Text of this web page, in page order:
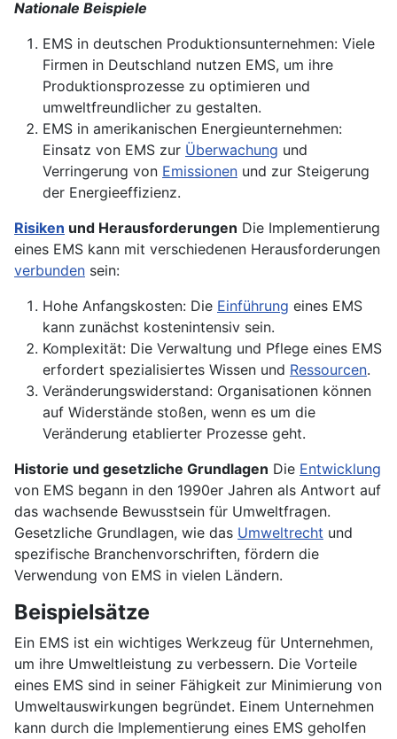
Nationale Beispiele
EMS in deutschen Produktionsunternehmen: Viele
Firmen in Deutschland nutzen EMS, um ihre
Produktionsprozesse zu optimieren und
umweltfreundlicher zu gestalten.
EMS in amerikanischen Energieunternehmen:
Einsatz von EMS zur Überwachung und
Verringerung von Emissionen und zur Steigerung
der Energieeffizienz.
Risiken und Herausforderungen Die Implementierung
eines EMS kann mit verschiedenen Herausforderungen
verbunden sein:
Hohe Anfangskosten: Die Einführung eines EMS
kann zunächst kostenintensiv sein.
Komplexität: Die Verwaltung und Pflege eines EMS
erfordert spezialisiertes Wissen und Ressourcen.
Veränderungswiderstand: Organisationen können
auf Widerstände stoßen, wenn es um die
Veränderung etablierter Prozesse geht.
Historie und gesetzliche Grundlagen Die Entwicklung
von EMS begann in den 1990er Jahren als Antwort auf
das wachsende Bewusstsein für Umweltfragen.
Gesetzliche Grundlagen, wie das Umweltrecht und
spezifische Branchenvorschriften, fördern die
Verwendung von EMS in vielen Ländern.
Beispielsätze
Ein EMS ist ein wichtiges Werkzeug für Unternehmen,
um ihre Umweltleistung zu verbessern. Die Vorteile
eines EMS sind in seiner Fähigkeit zur Minimierung von
Umweltauswirkungen begründet. Einem Unternehmen
kann durch die Implementierung eines EMS geholfen